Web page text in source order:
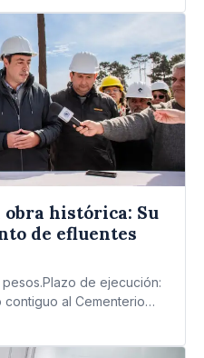
histórica: Su
de efluentes
pesos.Plazo de ejecución:
contiguo al Cementerio